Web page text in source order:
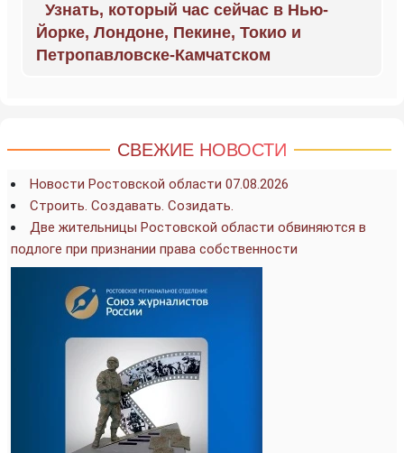
Узнать, который час сейчас в Нью-
Йорке, Лондоне, Пекине, Токио и
Петропавловске-Камчатском
СВЕЖИЕ НОВОСТИ
Новости Ростовской области 07.08.2026
Строить. Создавать. Созидать.
Две жительницы Ростовской области обвиняются в
подлоге при признании права собственности